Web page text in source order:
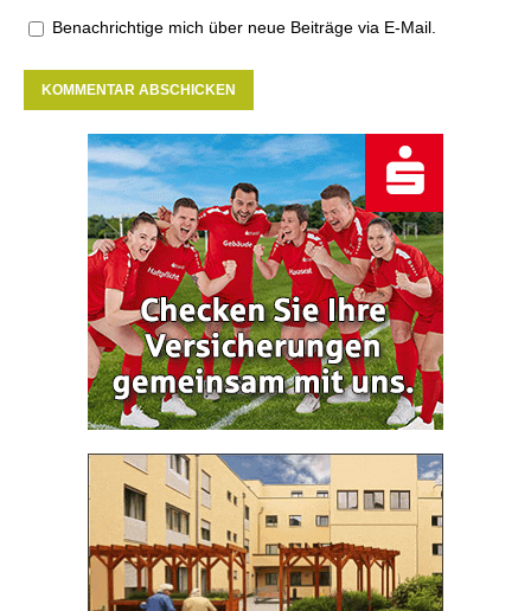
Benachrichtige mich über neue Beiträge via E-Mail.